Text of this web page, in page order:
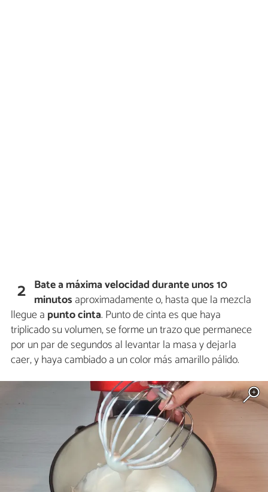
2 Batea máxima velocidad durante unos 10
minutos aproximadamente o, hasta que la mezcla
llegue a punto cinta. Punto de cinta es que haya
triplicado su volumen, se forme un trazo que permanece
por un par de segundos al levantar la masa y dejarla
caer, y haya cambiado a un color más amarillo pálido.